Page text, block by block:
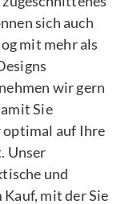
sich auch
mit mehr als
wir gern
Sie
optimal auf Ihre
Unser
und
mit der Sie